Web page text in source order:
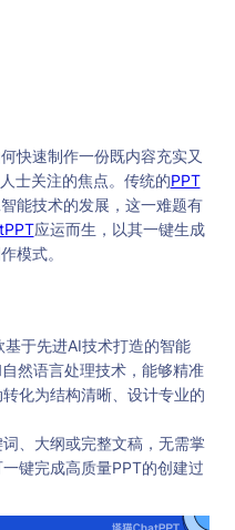
快速制作一份既内容充实又
士关注的焦点。传统的PPT
能技术的发展，这一难题有
应运而生，以其一键生成
模式。
于先进AI技术打造的智能
然语言处理技术，能够精准
化为结构清晰、设计专业的
词、大纲或完整文稿，无需掌
键完成高质量PPT的创建过